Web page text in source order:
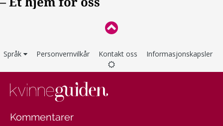
Språk Personvernvilkår Kontakt oss Informasjonskapsler
Kommentarer